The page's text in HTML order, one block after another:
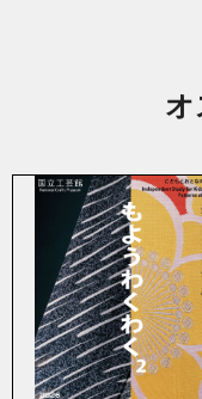
オ